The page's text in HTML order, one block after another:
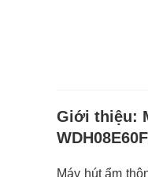
Giới thiệu:
Máy hút ẩm